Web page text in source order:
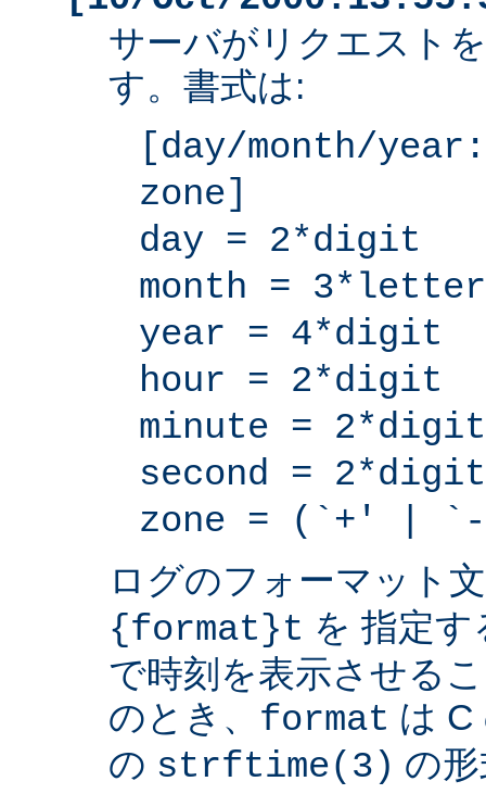
サーバがリクエスト
す。書式は:
[day/month/
zone]
day = 2*digit
month = 3*letter
year = 4*digit
hour = 2*digit
minute = 2*digit
second = 2*digit
zone = (`+' |
ログのフォーマット
{format}t を 指定
で時刻を表示させる
のとき、 format は C
の strftime(3) の